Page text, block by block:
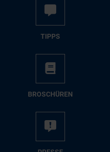
TIPPS
BRO­SCHÜ­REN